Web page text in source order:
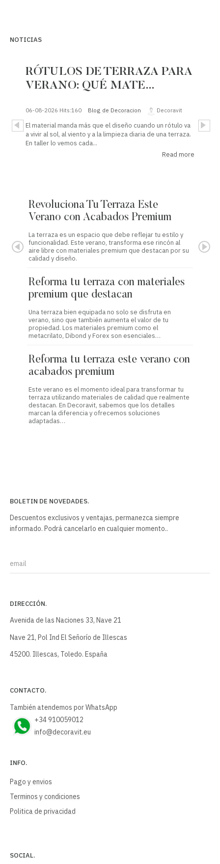
NOTICIAS
RÓTULOS DE TERRAZA PARA
VERANO: QUÉ MATE…
06-08-2026 Hits:160 Blog de Decoracion Decoravit
El material manda más que el diseño cuando un rótulo va
a vivir al sol, al viento y a la limpieza diaria de una terraza.
En taller lo vemos cada...
Read more
Revoluciona Tu Terraza Este
Verano con Acabados Premium
La terraza es un espacio que debe reflejar tu estilo y
funcionalidad. Este verano, transforma ese rincón al
aire libre con materiales premium que destacan por su
calidad y diseño.
Reforma tu terraza con materiales
premium que destacan
Una terraza bien equipada no solo se disfruta en
verano, sino que también aumenta el valor de tu
propiedad. Los materiales premium como el
metacrilato, Dibond y Forex son esenciales…
Reforma tu terraza este verano con
acabados premium
Este verano es el momento ideal para transformar tu
terraza utilizando materiales de calidad que realmente
destacan. En Decoravit, sabemos que los detalles
marcan la diferencia y ofrecemos soluciones
adaptadas…
BOLETIN DE NOVEDADES.
Descuentos exclusivos y ventajas, permanezca siempre
informado. Podrá cancelarlo en cualquier momento..
Email
DIRECCIÓN.
Avenida de las Naciones 33, Nave 21
Nave 21, Pol Ind El Señorío de Illescas
45200. Illescas, Toledo. España
CONTACTO.
También atendemos por WhatsApp
+34 910059012
info@decoravit.eu
INFO.
Pago y envios
Terminos y condiciones
Politica de privacidad
SOCIAL.